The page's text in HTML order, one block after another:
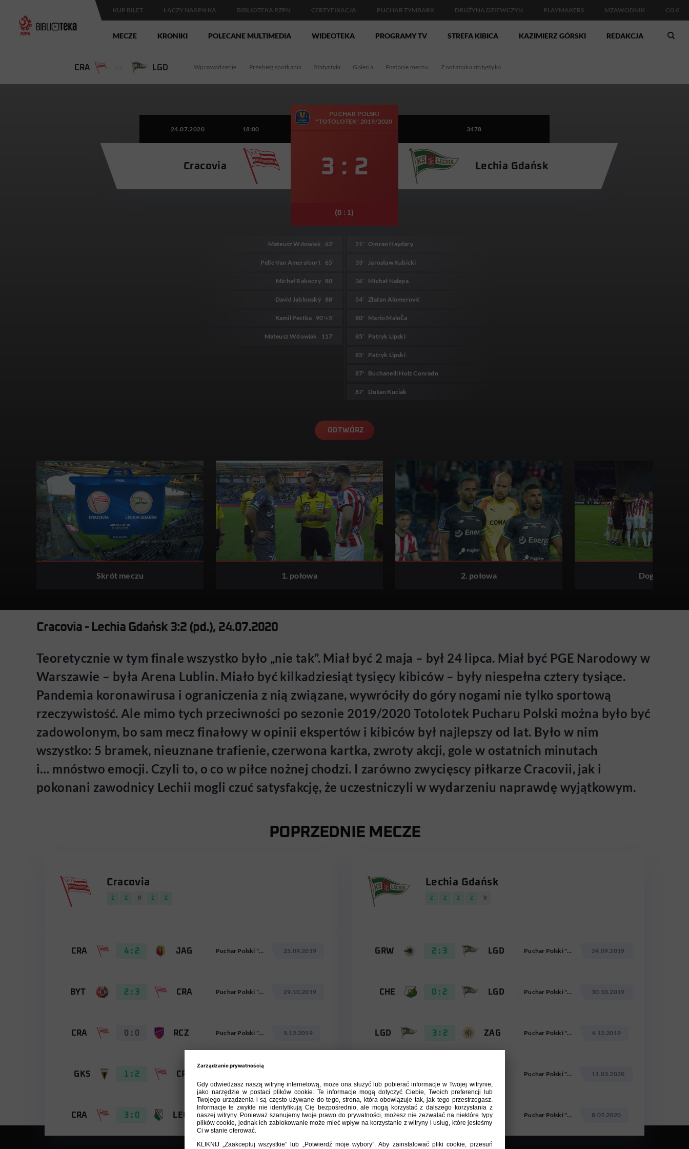
KUP BILET ŁĄCZY NAS PIŁKA BIBLIOTEKA PZPN CERTYFIKACJA PUCHAR TYMBARK DRUŻYNA DZIEWCZYN PLAYMAKERS MZAWODNIK CO
MECZE KRONIKI POLECANE MULTIMEDIA WIDEOTEKA PROGRAMY TV STREFA KIBICA KAZIMIERZ GÓRSKI REDAKCJA
CRA LGD Wprowadzenie Przebieg spotkania Statystyki Galeria Postacie meczu Z notatnika statystyka
24.07.2020 18:00
Cracovia
PUCHAR POLSKI
"TOTOLOTEK" 2019/2020
3 : 2
(0 : 1)
3478
Lechia Gdańsk
Mateusz Wdowiak 62'
Pelle Van Amersfoort 65'
Michał Rakoczy 80'
David Jablonský 88'
Kamil Pestka 90'+5'
Mateusz Wdowiak 117'
Omran Haydary
21'
Jarosław Kubicki
33'
Michał Nalepa
36'
Zlatan Alomerović
54'
Mario Maloča
80'
Patryk Lipski
85'
Patryk Lipski
85'
Buchanelli Holz Conrado
87'
Dušan Kuciak
87'
ODTWÓRZ
Skrót meczu 1. połowa 2. połowa Dogrywka
Cracovia - Lechia Gdańsk 3:2 (pd.), 24.07.2020
Teoretycznie w tym finale wszystko było „nie tak”. Miał być 2 maja – był 24 lipca. Miał być PGE Narodowy w
Warszawie – była Arena Lublin. Miało być kilkadziesiąt tysięcy kibiców – były niespełna cztery tysiące.
Pandemia koronawirusa i ograniczenia z nią związane, wywróciły do góry nogami nie tylko sportową
rzeczywistość. Ale mimo tych przeciwności po sezonie 2019/2020 Totolotek Pucharu Polski można było być
zadowolonym, bo sam mecz finałowy w opinii ekspertów i kibiców był najlepszy od lat. Było w nim
wszystko: 5 bramek, nieuznane trafienie, czerwona kartka, zwroty akcji, gole w ostatnich minutach
i… mnóstwo emocji. Czyli to, o co w piłce nożnej chodzi. I zarówno zwycięscy piłkarze Cracovii, jak i
pokonani zawodnicy Lechii mogli czuć satysfakcję, że uczestniczyli w wydarzeniu naprawdę wyjątkowym.
POPRZEDNIE MECZE
Cracovia
Z Z R Z Z
CRA 4 : 2 JAG Puchar Polski "Totolotek" 25.09.2019
BYT 2 : 3 CRA Puchar Polski "Totolotek" 29.10.2019
CRA 0 : 0 RCZ Puchar Polski "Totolotek" 5.12.2019
GKS 1 : 2 CRA
CRA 3 : 0 LEG Puchar Polski "Totolotek" 7.07.2020
Lechia Gdańsk
Z Z Z Z R
GRW 2 : 3 LGD Puchar Polski "Totolotek" 24.09.2019
CHE 0 : 2 LGD Puchar Polski "Totolotek" 30.10.2019
LGD 3 : 2 ZAG Puchar Polski "Totolotek" 4.12.2019
Puchar Polski "Totolotek" 11.03.2020
LPO 1 : 1 LGD Puchar Polski "Totolotek" 8.07.2020